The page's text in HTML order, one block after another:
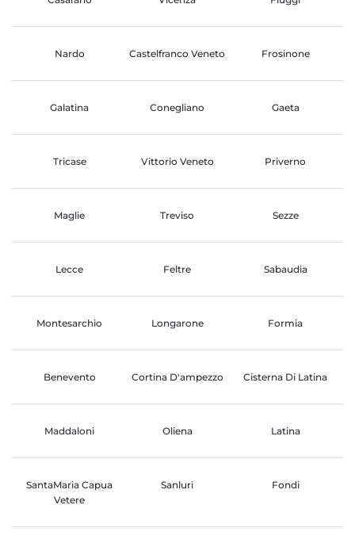
Nardo Castelfranco Veneto Frosinone
Galatina Conegliano Gaeta
Tricase Vittorio Veneto Priverno
Maglie Treviso Sezze
Lecce Feltre Sabaudia
Montesarchio Longarone Formia
Benevento Cortina D'ampezzo Cisterna Di Latina
Maddaloni Oliena Latina
SantaMaria Capua
Vetere
Sanluri Fondi